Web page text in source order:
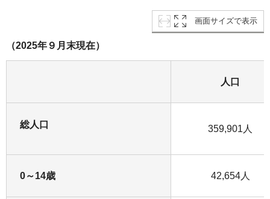
画面サイズで表示
（2025年９月末現在）
人口
総人口 359,901人
0～14歳 42,654人